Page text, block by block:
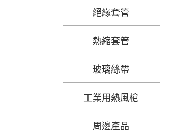
絕緣套管
熱縮套管
玻璃絲帶
工業用熱風槍
周邊產品